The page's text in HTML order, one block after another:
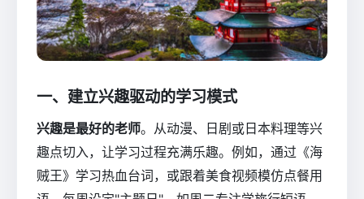
一、建立兴趣驱动的学习模式
兴趣是最好的老师。从动漫、日剧或日本料理等兴
趣点切入，让学习过程充满乐趣。例如，通过《海
贼王》学习热血台词，或跟着美食视频模仿点餐用